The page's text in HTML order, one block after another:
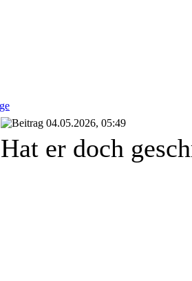
04.05.2026, 05:49
Hat er doch